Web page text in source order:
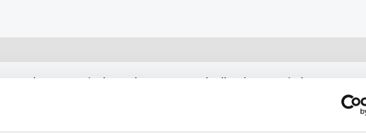
spelers getraind worden. De twee ballen kunnen in hoogte
ook een grondboor meegeleverd zodat het makkelijk is om
op zandgrond.